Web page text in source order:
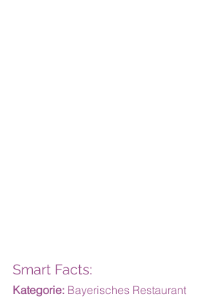
Smart Facts:
Kategorie: Bayerisches Restaurant